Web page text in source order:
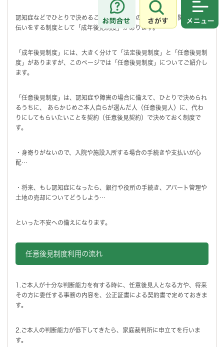
さがす
認知症などでひとりで決めることが心配な人の契約や手続に関するお手
伝いをする制度として「成年後見制度」があります。
「成年後見制度」には、大きく分けて「法定後見制度」と「任意後見制
度」がありますが、このページでは「任意後見制度」についてご紹介し
ます。
「任意後見制度」は、認知症や障害の場合に備えて、ひとりで決められ
るうちに、 あらかじめご本人自らが選んだ人（任意後見人）に、代わ
りにしてもらいたいことを契約（任意後見契約）で決めておく制度で
す。
・身寄りがないので、入院や施設入所する場合の手続きや支払いが心
配…
・将来、もし認知症になったら、銀行や役所の手続き、アパート管理や
土地の売却についてどうしよう…
といった不安への備えになります。
任意後見制度利用の流れ
1.ご本人が十分な判断能力を有する時に、任意後見人となる方や、将来
その方に委任する事務の内容を、公正証書による契約書で定めておきま
す。
2.ご本人の判断能力が低下してきたら、家庭裁判所に申立てを行いま
す。